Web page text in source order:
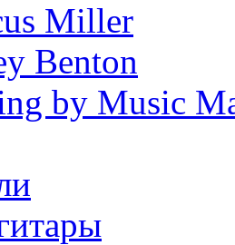
Miller
Benton
by Music